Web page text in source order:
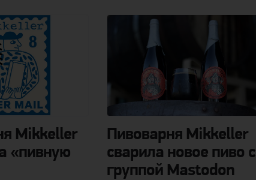
Mikkeller
«пивную
Пивоварня Mikkeller
сварила новое пиво с
группой Mastodon